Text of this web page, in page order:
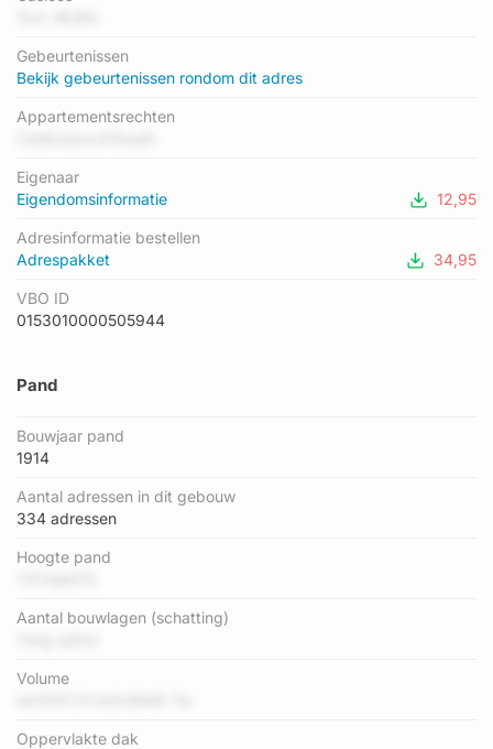
'verblijfsobject in gebruik'. Het pand waarin dit adres ligt heeft
als status: 'verbouwing pand'.
Gebeurtenissen
Bekijk gebeurtenissen rondom dit adres
Appartementsrechten
Eigenaar
Eigendomsinformatie
12,95
Adresinformatie bestellen
Adrespakket
34,95
VBO ID
0153010000505944
Pand
Bouwjaar pand
1914
Aantal adressen in dit gebouw
334 adressen
Hoogte pand
Aantal bouwlagen (schatting)
Volume
Oppervlakte dak